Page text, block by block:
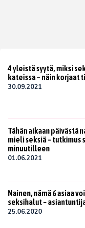
4 yleistä syytä, miksi
kateissa – näin korjaat
30.09.2021
Tähän aikaan päivästä
mieli seksiä – tutkimus
minuutilleen
01.06.2021
Nainen, nämä 6 asiaa
seksihalut –
25.06.2020